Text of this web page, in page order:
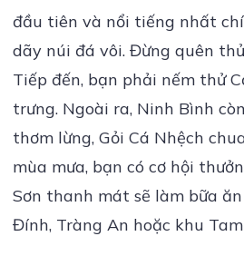
đầu tiên và nổi tiếng nhất
dãy núi đá vôi. Đừng quên
Tiếp đến, bạn phải nếm thử
trưng. Ngoài ra, Ninh Bình
thơm lừng, Gỏi Cá Nhệch
mùa mưa, bạn có cơ hội
Sơn thanh mát sẽ làm bữa
Đính, Tràng An hoặc khu Tam